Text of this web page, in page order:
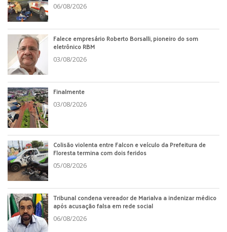
06/08/2026
Falece empresário Roberto Borsalli, pioneiro do som
eletrônico RBM
03/08/2026
Finalmente
03/08/2026
Colisão violenta entre Falcon e veículo da Prefeitura de
Floresta termina com dois feridos
05/08/2026
Tribunal condena vereador de Marialva a indenizar médico
após acusação falsa em rede social
06/08/2026